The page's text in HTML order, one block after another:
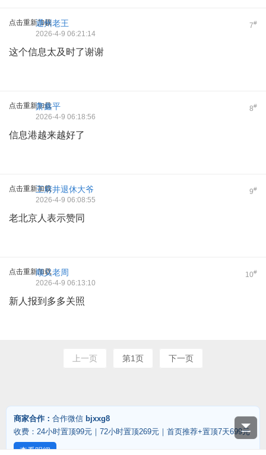
点击重新加载 7#
通州老王
2026-4-9 06:21:14
这个信息太及时了谢谢
点击重新加载 8#
萧鑫平
2026-4-9 06:18:56
信息港越来越好了
点击重新加载 9#
王府井退休大爷
2026-4-9 06:08:55
老北京人表示赞同
点击重新加载 10#
顺义老周
2026-4-9 06:13:10
新人报到多多关照
上一页 第1页 下一页
商家合作： 合作微信 bjxxg8
收费：24小时置顶99元｜72小时置顶269元｜首页推荐+置顶7天699元
查看明细